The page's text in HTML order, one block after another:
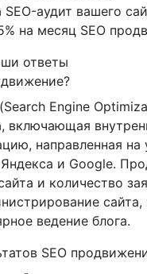
SEO-аудит вашего
на месяц SEO
ответы
Engine
включающая
направленная на
и Google.
и количество
сайта,
ведение блога.
SEO